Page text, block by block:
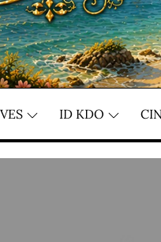
ID KDO